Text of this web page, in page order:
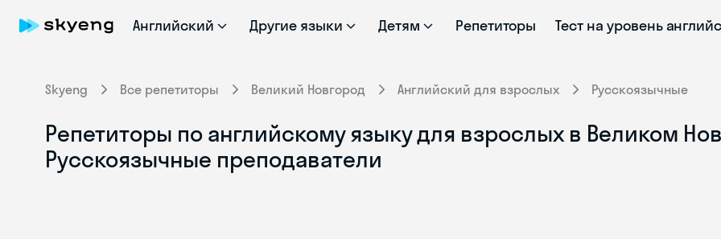
Английский Другие языки Детям Репетиторы Тест на уровень
Skyeng Все репетиторы Великий Новгород Английский для взрослых Русскоязычные
Репетиторы по английскому языку для взрослых в Великом
Русскоязычные преподаватели